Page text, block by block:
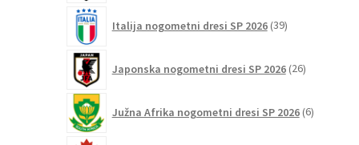
Italija nogometni dresi SP 2026 39izdelkov
Japonska nogometni dresi SP 2026 26izdelkov
Južna Afrika nogometni dresi SP 2026 6izdelkov